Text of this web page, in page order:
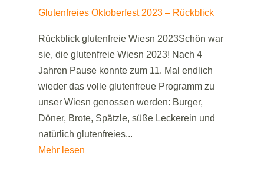
Glutenfreies Oktoberfest 2023 – Rückblick
Rückblick glutenfreie Wiesn 2023Schön war
sie, die glutenfreie Wiesn 2023! Nach 4
Jahren Pause konnte zum 11. Mal endlich
wieder das volle glutenfreue Programm zu
unser Wiesn genossen werden: Burger,
Döner, Brote, Spätzle, süße Leckerein und
natürlich glutenfreies...
Mehr lesen